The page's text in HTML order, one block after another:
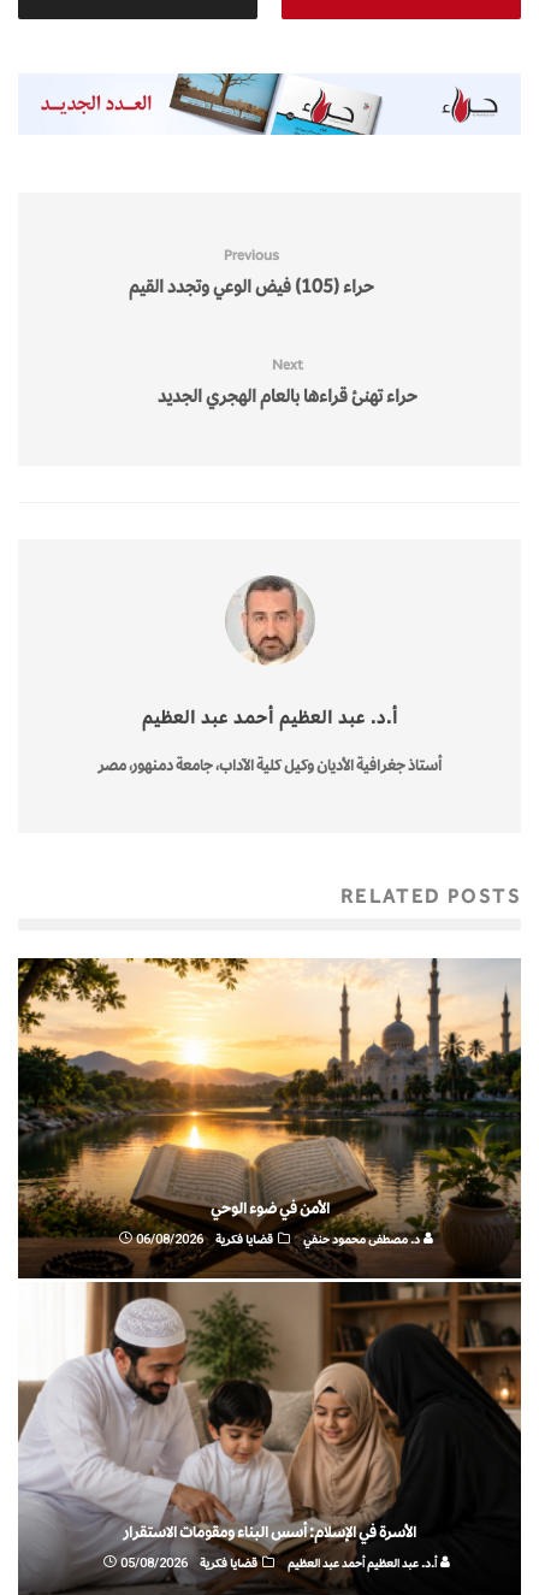
Previous
حراء (105) فيض الوعي وتجدد القيم
Next
حراء تهنئ قراءها بالعام الهجري الجديد
أ.د. عبد العظيم أحمد عبد العظيم
أستاذ جغرافية الأديان وكيل كلية الآداب، جامعة دمنهور، مصر
RELATED POSTS
الأمن في ضوء الوحي
د. مصطفى محمود حنفي قضايا فكرية 06/08/2026
الأسرة في الإسلام: أسس البناء ومقومات الاستقرار
أ.د. عبد العظيم أحمد عبد العظيم قضايا فكرية 05/08/2026